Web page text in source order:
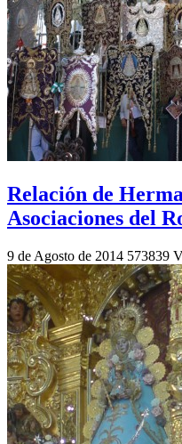
Relación de
Asociaciones del
9 de Agosto de 2014 573839